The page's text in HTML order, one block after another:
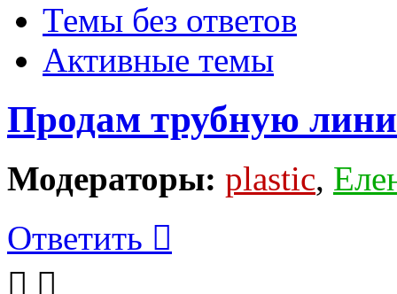
Темы без ответов
Активные темы
Продам трубную
Модераторы: plastic,
Ответить